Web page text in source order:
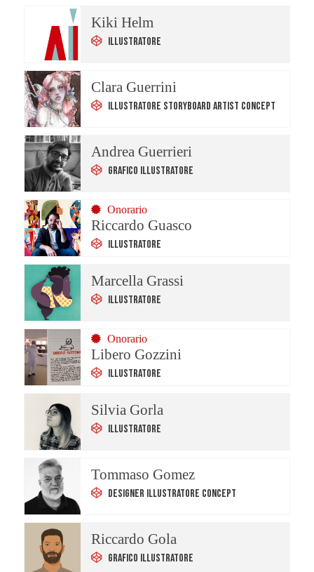
Kiki Helm
Illustratore
Clara Guerrini
Illustratore Storyboard Artist Concept
Andrea Guerrieri
Grafico Illustratore
Onorario
Riccardo Guasco
Illustratore
Marcella Grassi
Illustratore
Onorario
Libero Gozzini
Illustratore
Silvia Gorla
Illustratore
Tommaso Gomez
Designer Illustratore Concept
Riccardo Gola
Grafico Illustratore